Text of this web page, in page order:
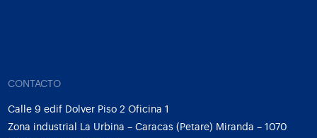
CONTACTO
Calle 9 edif Dolver Piso 2 Oficina 1
Zona industrial La Urbina – Caracas (Petare) Miranda – 1070